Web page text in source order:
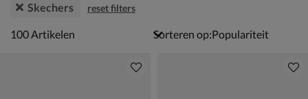
Skechers reset filters
100 artikelen
100Artikelen Sorteren op: